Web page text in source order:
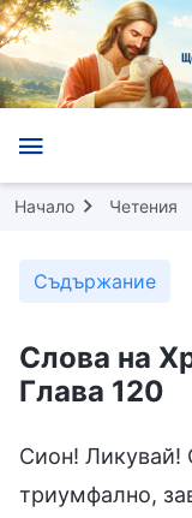
Начало Четения
Съдържание
Слова на
Глава 120
Сион! Ликувай!
триумфално,